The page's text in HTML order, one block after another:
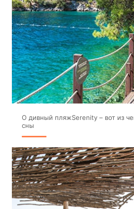
О дивный пляжSerenity – вот из
сны